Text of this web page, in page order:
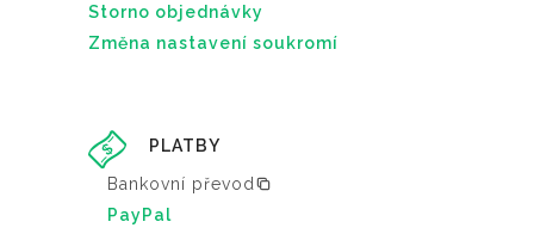
Storno objednávky
Změna nastavení soukromí
PLATBY
Bankovní převod
PayPal